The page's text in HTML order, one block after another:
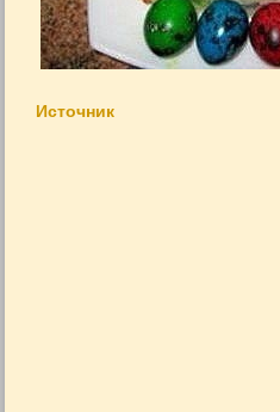
Источник